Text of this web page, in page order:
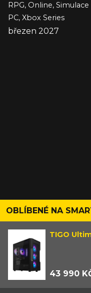
RPG, Online, Simulace
PC, Xbox Series
březen 2027
OBLÍBENÉ NA
TIGO
43 990